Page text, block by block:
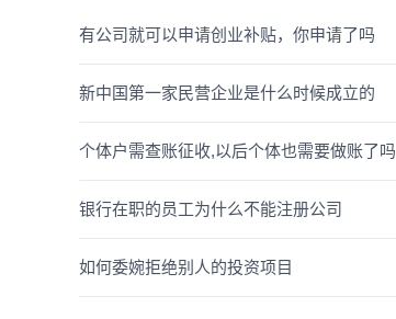
有公司就可以申请创业补贴，你申请了吗
新中国第一家民营企业是什么时候成立的
个体户需查账征收,以后个体也需要做账了吗
银行在职的员工为什么不能注册公司
如何委婉拒绝别人的投资项目